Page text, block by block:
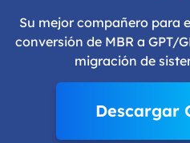
Su mejor compañero para
conversión de MBR a GPT/
migración de
Descargar